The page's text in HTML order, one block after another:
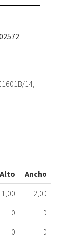
14,
Alto
Ancho
2,00
0
0
0
0